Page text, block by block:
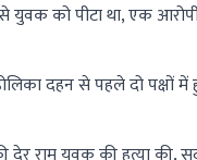
युवक को पीटा था, एक
दहन से पहले दो पक्षों में